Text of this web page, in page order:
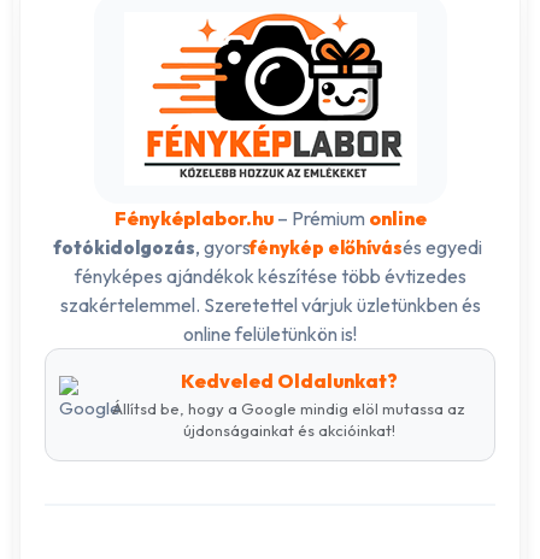
Fényképlabor.hu– Prémium online
fotókidolgozás, gyorsfénykép előhívásés egyedi
fényképes ajándékok készítése több évtizedes
szakértelemmel. Szeretettel várjuk üzletünkben és
online felületünkön is!
Kedveled Oldalunkat?
Állítsd be, hogy a Google mindig elöl mutassa az
újdonságainkat és akcióinkat!